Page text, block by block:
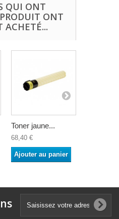
QUI ONT
ONT
ACHETÉ...
Toner jaune...
68,40 €
Ajouter au panier